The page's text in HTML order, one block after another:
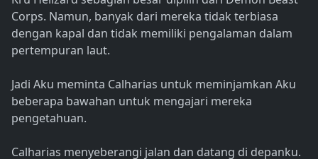
Corps. Namun, banyak dari mereka tidak terbiasa
dengan kapal dan tidak memiliki pengalaman dalam
pertempuran laut.
Jadi Aku meminta Calharias untuk meminjamkan Aku
beberapa bawahan untuk mengajari mereka
pengetahuan.
Calharias menyeberangi jalan dan datang di depanku.